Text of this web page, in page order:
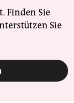
Finden Sie
Sie